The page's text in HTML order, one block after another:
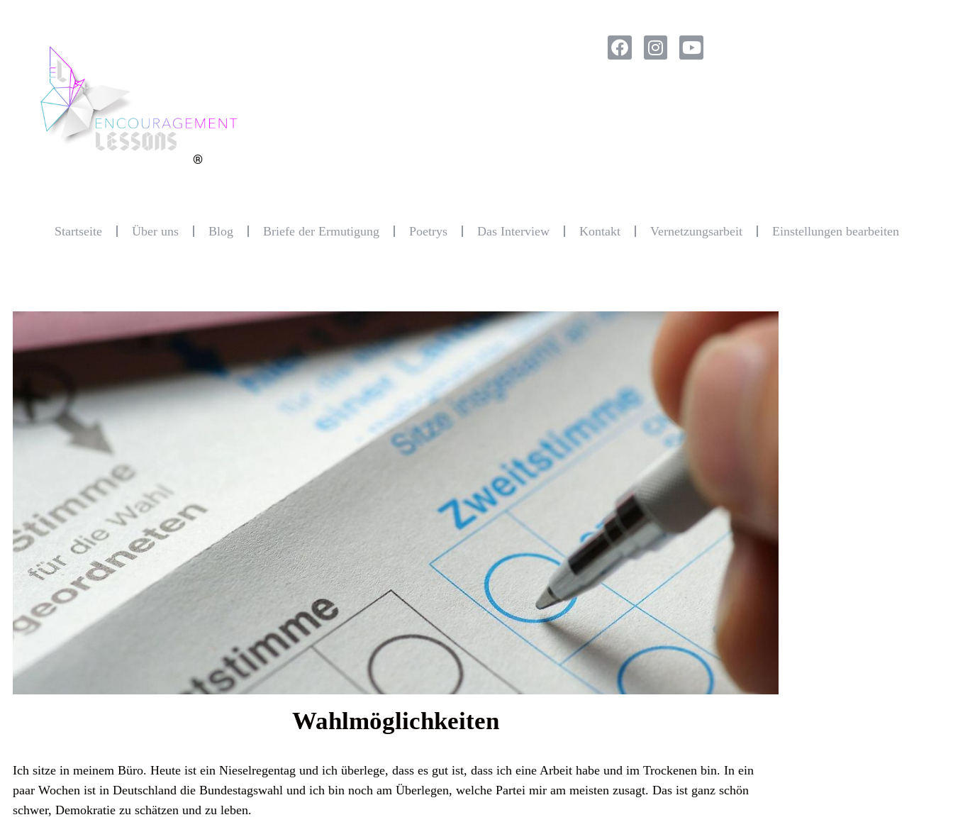
®
Startseite Über uns Blog Briefe der Ermutigung Poetrys Das Interview Kontakt Vernetzungsarbeit Einstellungen bearbeiten
Wahlmöglichkeiten
Ich sitze in meinem Büro. Heute ist ein Nieselregentag und ich überlege, dass es gut ist, dass ich eine Arbeit habe und im Trockenen bin. In ein
paar Wochen ist in Deutschland die Bundestagswahl und ich bin noch am Überlegen, welche Partei mir am meisten zusagt. Das ist ganz schön
schwer, Demokratie zu schätzen und zu leben.